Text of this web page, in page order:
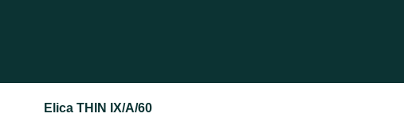
Elica THIN IX/A/60